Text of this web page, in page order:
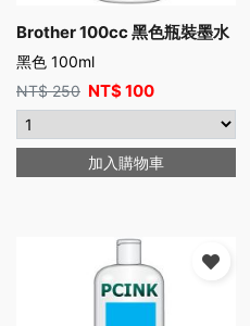
Brother 100cc 黑色瓶裝墨水
黑色 100ml
NT$250 NT$100
加入購物車